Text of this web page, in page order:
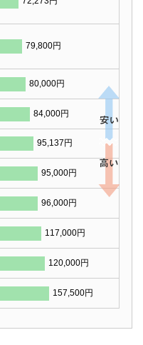
79,800円
80,000円
84,000円
95,137円
95,000円
96,000円
117,000円
120,000円
157,500円